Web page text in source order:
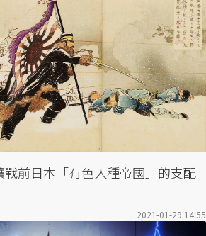
戰前日本「有色人種帝國」的支配
2021-01-29 14:55